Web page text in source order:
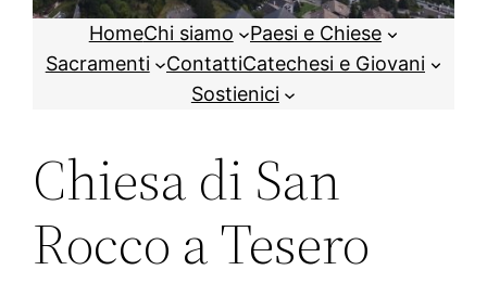
HomeChi siamo
Paesi e Chiese
Sacramenti
ContattiCatechesi e Giovani
Sostienici
Chiesa di San
Rocco a Tesero